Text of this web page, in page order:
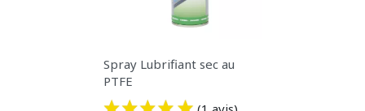
Spray Lubrifiant sec au
PTFE